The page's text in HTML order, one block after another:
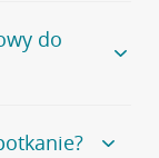
na
się
do
numeru